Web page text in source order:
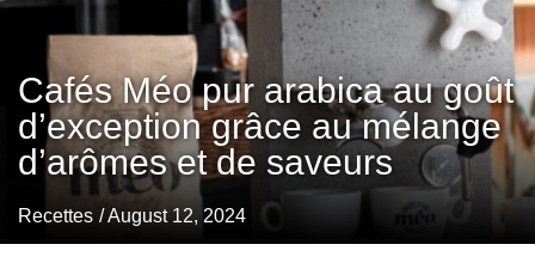
Cafés Méo pur arabica au goût
d’exception grâce au mélange
d’arômes et de saveurs
Recettes / August 12, 2024